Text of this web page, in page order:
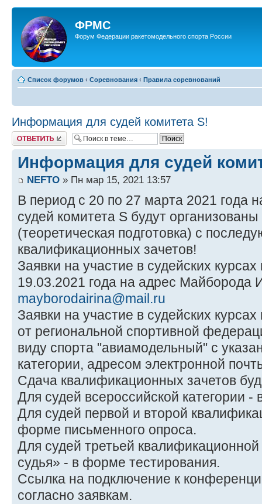
ФРМС
Форум Федерации ракетомодельного спорта России
Список форумов ‹ Соревнования ‹ Правила соревнований
Информация для судей комитета S!
Ответить
Информация для судей
NEFTO » Пн мар 15, 2021 13:57
В период с 20 по 27 марта 2021 года
судей комитета S будут
(теоретическая подготовка) с
квалификационных зачетов!
Заявки на участие в судейских
19.03.2021 года на адрес Майборода
mayborodairina@mail.ru
Заявки на участие в судейских
от региональной спортивной
виду спорта "авиамодельный" с
категории, адресом электронной
Сдача квалификационных зачетов
Для судей всероссийской категории
Для судей первой и второй
форме письменного опроса.
Для судей третьей
судья» - в форме тестирования.
Ссылка на подключение к
согласно заявкам.